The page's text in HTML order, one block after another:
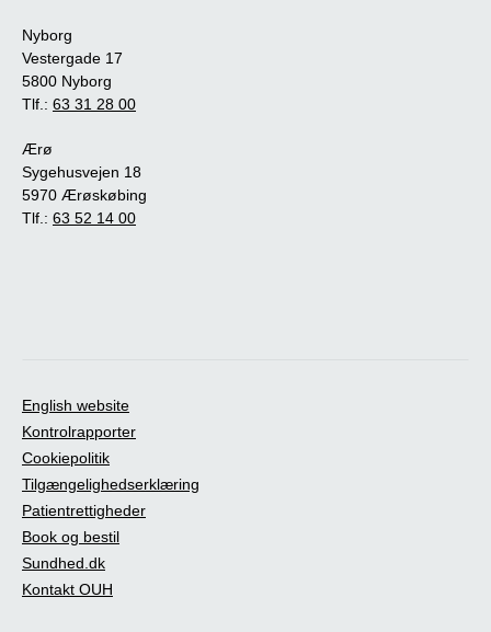
Nyborg
Vestergade 17
5800 Nyborg
Tlf.: 63 31 28 00
Ærø
Sygehusvejen 18
5970 Ærøskøbing
Tlf.: 63 52 14 00
English website
Kontrolrapporter
Cookiepolitik
Tilgængelighedserklæring
Patientrettigheder
Book og bestil
Sundhed.dk
Kontakt OUH